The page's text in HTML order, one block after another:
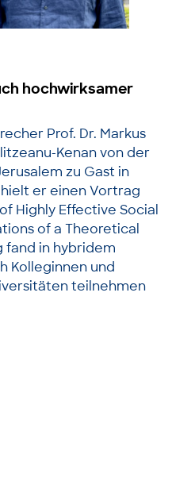
hochwirksamer
Prof. Dr. Markus
Kenan von der
zu Gast in
hielt er einen Vortrag
Highly Effective Social
of a Theoretical
fand in hybridem
Kolleginnen und
teilnehmen